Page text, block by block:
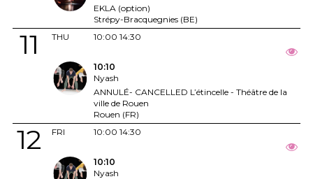
EKLA (option)
Strépy-Bracquegnies (BE)
THU
11 10:00 14:30
10:10
Nyash
ANNULÉ- CANCELLED L’étincelle - Théâtre de la
ville de Rouen
Rouen (FR)
FRI
12 10:00 14:30
10:10
Nyash